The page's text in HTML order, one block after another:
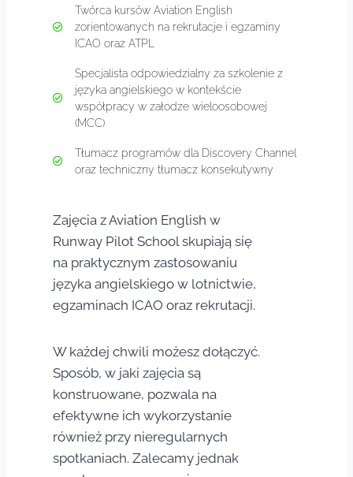
Twórca kursów Aviation English
zorientowanych na rekrutacje i egzaminy
ICAO oraz ATPL
Specjalista odpowiedzialny za szkolenie z
języka angielskiego w kontekście
współpracy w załodze wieloosobowej
(MCC)
Tłumacz programów dla Discovery Channel
oraz techniczny tłumacz konsekutywny
Zajęcia z Aviation English w
Runway Pilot School skupiają się
na praktycznym zastosowaniu
języka angielskiego w lotnictwie,
egzaminach ICAO oraz rekrutacji.
W każdej chwili możesz dołączyć.
Sposób, w jaki zajęcia są
konstruowane, pozwala na
efektywne ich wykorzystanie
również przy nieregularnych
spotkaniach. Zalecamy jednak